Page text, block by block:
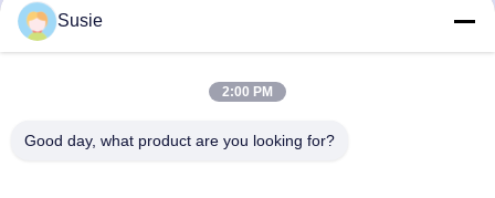
Contactez rapidement
n° 789 rue Zhongyi 1, district de Yuhua, Changsha, Hunan,
Susie
2:00 PM
Good day, what product are you looking for?